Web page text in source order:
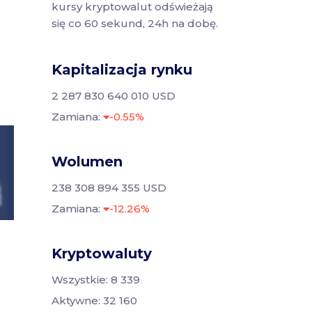
kursy kryptowalut odświeżają
się co 60 sekund, 24h na dobę.
Kapitalizacja rynku
2 287 830 640 010 USD
Zamiana:
-0.55%
Wolumen
238 308 894 355 USD
Zamiana:
-12.26%
Kryptowaluty
Wszystkie: 8 339
Aktywne: 32 160